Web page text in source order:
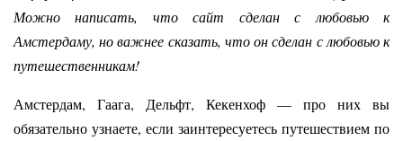
Можно написать, что сайт сделан с любовью к
Амстердаму, но важнее сказать, что он сделан с любовью к
путешественникам!
Амстердам, Гаага, Дельфт, Кекенхоф — про них вы
обязательно узнаете, если заинтересуетесь путешествием по